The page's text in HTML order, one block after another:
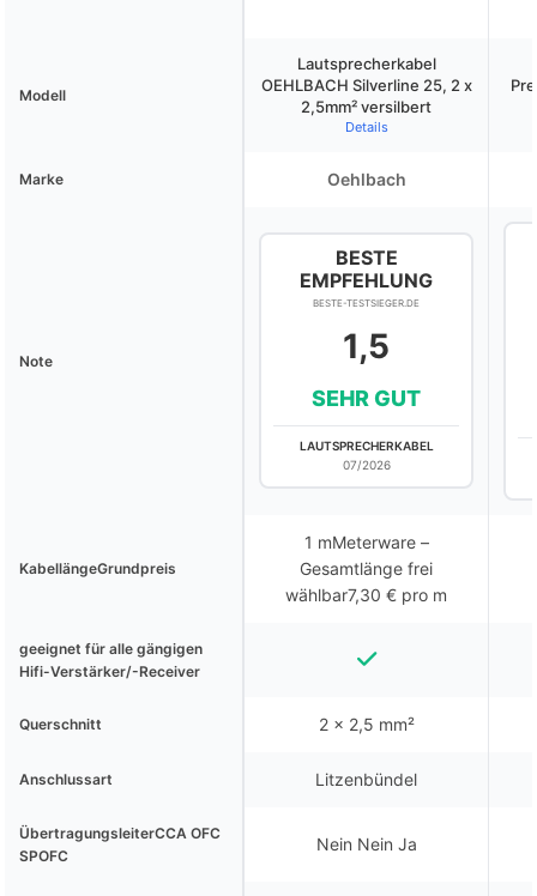
Modell
Lautsprecherkabel
OEHLBACH Silverline 25, 2 x
2,5mm² versilbert
Details
Marke Oehlbach
Note
BESTE
EMPFEHLUNG
BESTE-TESTSIEGER.DE
1,5
SEHR GUT
LAUTSPRECHERKABEL
07/2026
KabellängeGrundpreis
1 mMeterware –
Gesamtlänge frei
wählbar7,30 € pro m
geeignet für alle gängigen
Hifi-Verstärker/-Receiver
Querschnitt 2 x 2,5 mm²
Anschlussart Litzenbündel
ÜbertragungsleiterCCA OFC
SPOFC
Nein Nein Ja